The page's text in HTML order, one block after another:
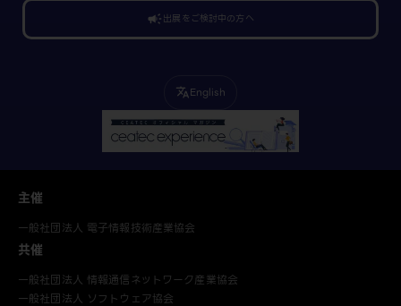
campaign出展をご検討中の方へ
translateEnglish
主催
一般社団法人 電子情報技術産業協会
共催
一般社団法人 情報通信ネットワーク産業協会
一般社団法人 ソフトウェア協会